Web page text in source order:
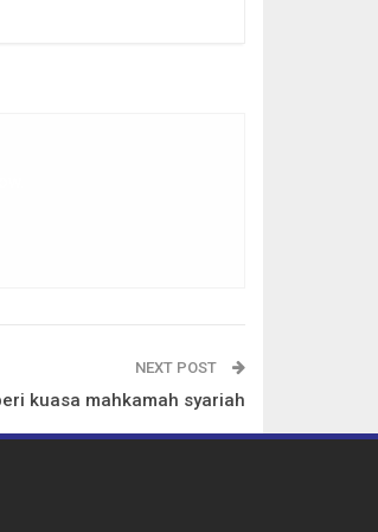
NEXT POST
kuasa mahkamah syariah